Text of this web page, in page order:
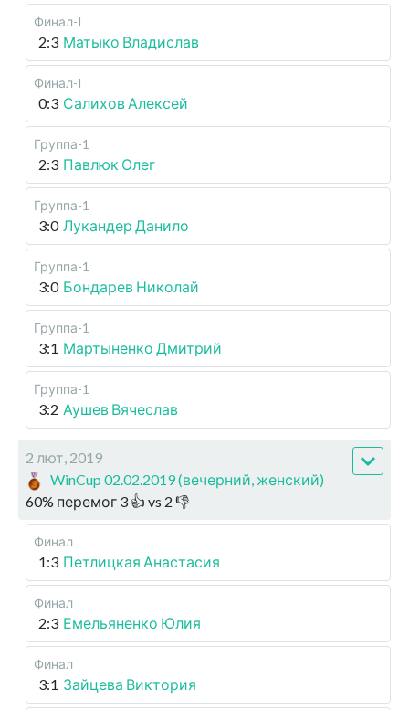
Финал-I
2:3 Матыко Владислав
Финал-I
0:3 Салихов Алексей
Группа-1
2:3 Павлюк Олег
Группа-1
3:0 Лукандер Данило
Группа-1
3:0 Бондарев Николай
Группа-1
3:1 Мартыненко Дмитрий
Группа-1
3:2 Аушев Вячеслав
2 лют, 2019
WinCup 02.02.2019 (вечерний, женский)
60% перемог 3 👍 vs 2 👎
Финал
1:3 Петлицкая Анастасия
Финал
2:3 Емельяненко Юлия
Финал
3:1 Зайцева Виктория